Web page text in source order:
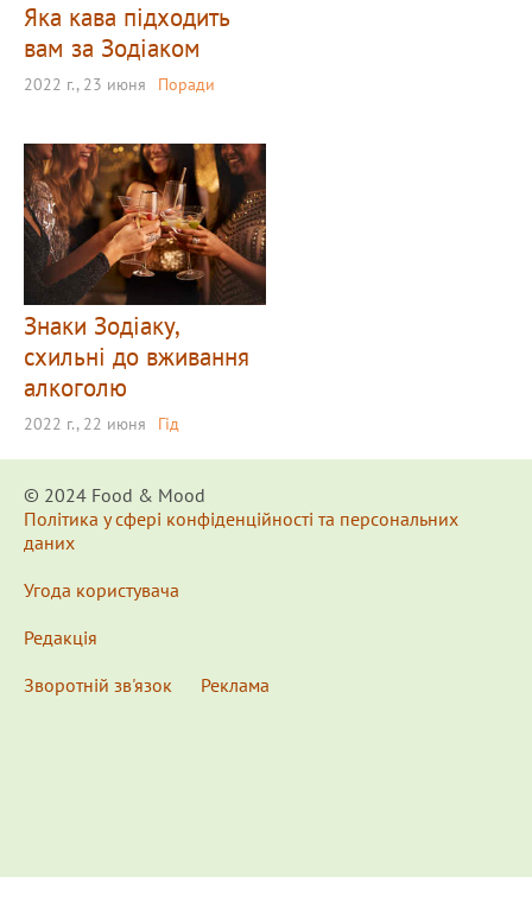
Яка кава підходить
вам за Зодіаком
2022 г., 23 июня Поради
Знаки Зодіаку,
схильні до вживання
алкоголю
2022 г., 22 июня Гід
© 2024 Food & Мood
Політика у сфері конфіденційності та персональних
даних
Угода користувача
Редакція
Зворотній зв'язок
Реклама